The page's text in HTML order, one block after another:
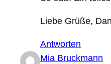
Liebe Grüße,
Antworten
Mia Bruckmann